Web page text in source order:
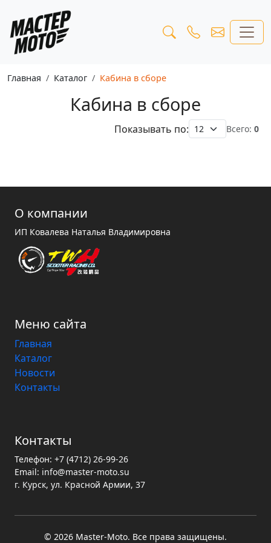
Главная Каталог Кабина в сборе
Кабина в сборе
Показывать по: Всего: 0
О компании
ИП Ковалева Наталья Владимировна
Меню сайта
Главная
Каталог
Новости
Контакты
Контакты
Телефон: +7 (4712) 26-99-26
Email: info@master-moto.su
г. Курск, ул. Красной Армии, 37
© 2026 Master‑Moto. Все права защищены.